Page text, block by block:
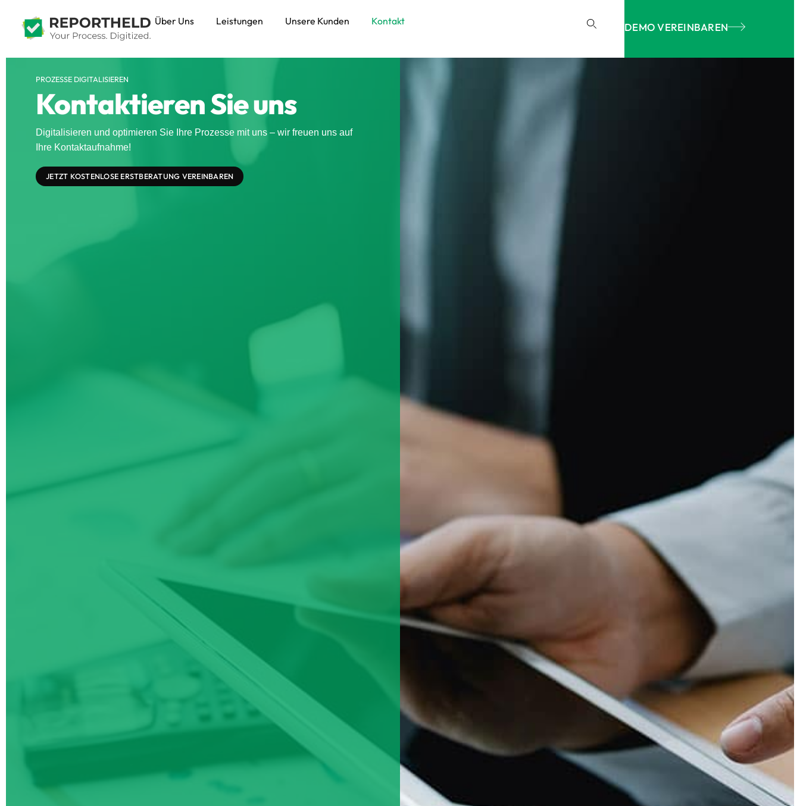
Über Uns Leistungen Unsere Kunden Kontakt DEMO VEREINBAREN
PROZESSE DIGITALISIEREN
Kontaktieren Sie uns
Digitalisieren und optimieren Sie Ihre Prozesse mit uns – wir freuen uns auf
Ihre Kontaktaufnahme!
JETZT KOSTENLOSE ERSTBERATUNG VEREINBAREN